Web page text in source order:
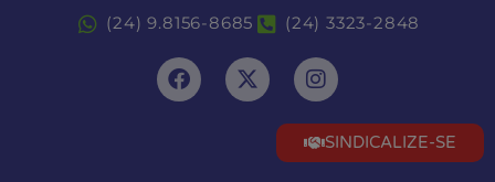
(24) 9.8156-8685 (24) 3323-2848
SINDICALIZE-SE